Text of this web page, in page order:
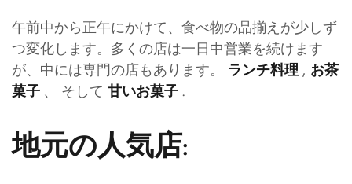
午前中から正午にかけて、食べ物の品揃えが少しず
つ変化します。多くの店は一日中営業を続けます
が、中には専門の店もあります。
ランチ料理 , お茶
菓子 、 そして 甘いお菓子 .
地元の人気店: